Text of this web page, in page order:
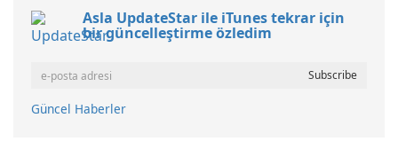
Asla UpdateStar ile iTunes tekrar için
bir güncelleştirme özledim
Güncel Haberler